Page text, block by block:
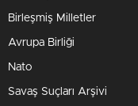
Birleşmiş Milletler
Avrupa Birliği
Nato
Savaş Suçları Arşivi